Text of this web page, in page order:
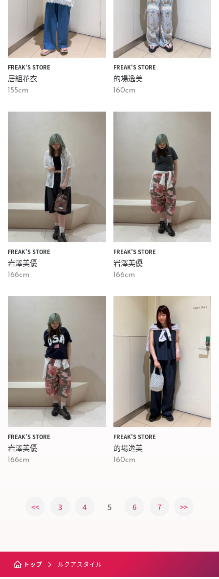
FREAK'S STORE
居組花衣
155cm
FREAK'S STORE
的場逸美
160cm
FREAK'S STORE
岩澤美優
166cm
FREAK'S STORE
岩澤美優
166cm
FREAK'S STORE
岩澤美優
166cm
FREAK'S STORE
的場逸美
160cm
<< 3 4 5 6 7 >>
トップ ルクアスタイル